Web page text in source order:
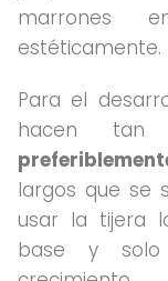
marrones
estéticamente.
Para el
hacen tan
largos que se
usar la tijera
base y